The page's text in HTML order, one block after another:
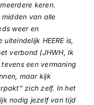
keren.
van alle
weer en
HEERE is,
verbond (JHWH, Ik
een vermaning
maar kijk
zich zelf. In het
nodig jezelf van tijd